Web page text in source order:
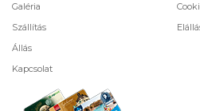
Galéria
Szállítás
Állás
Kapcsolat